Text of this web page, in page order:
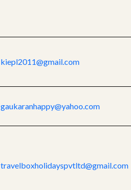
kiepl2011@gmail.com
gaukaranhappy@yahoo.com
travelboxholidayspvtltd@gmail.com